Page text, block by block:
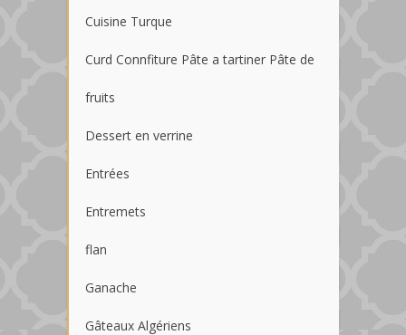
Cuisine Turque
Curd Connfiture Pâte a tartiner Pâte de
fruits
Dessert en verrine
Entrées
Entremets
flan
Ganache
Gâteaux Algériens